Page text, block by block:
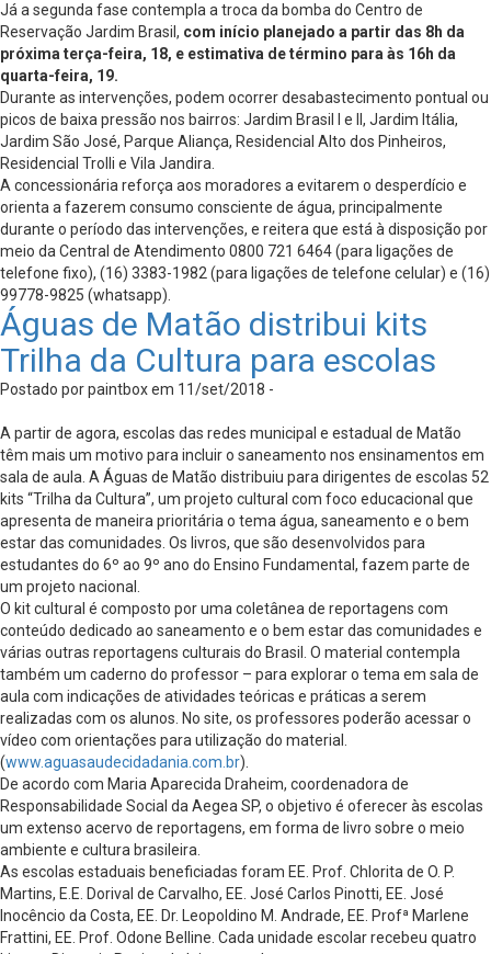
Já a segunda fase contempla a troca da bomba do Centro de
Reservação Jardim Brasil, com início planejado a partir das 8h da
próxima terça-feira, 18, e estimativa de término para às 16h da
quarta-feira, 19.
Durante as intervenções, podem ocorrer desabastecimento pontual ou
picos de baixa pressão nos bairros: Jardim Brasil I e II, Jardim Itália,
Jardim São José, Parque Aliança, Residencial Alto dos Pinheiros,
Residencial Trolli e Vila Jandira.
A concessionária reforça aos moradores a evitarem o desperdício e
orienta a fazerem consumo consciente de água, principalmente
durante o período das intervenções, e reitera que está à disposição por
meio da Central de Atendimento 0800 721 6464 (para ligações de
telefone fixo), (16) 3383-1982 (para ligações de telefone celular) e (16)
99778-9825 (whatsapp).
Águas de Matão distribui kits
Trilha da Cultura para escolas
Postado por paintbox em 11/set/2018 -
A partir de agora, escolas das redes municipal e estadual de Matão
têm mais um motivo para incluir o saneamento nos ensinamentos em
sala de aula. A Águas de Matão distribuiu para dirigentes de escolas 52
kits “Trilha da Cultura”, um projeto cultural com foco educacional que
apresenta de maneira prioritária o tema água, saneamento e o bem
estar das comunidades. Os livros, que são desenvolvidos para
estudantes do 6º ao 9º ano do Ensino Fundamental, fazem parte de
um projeto nacional.
O kit cultural é composto por uma coletânea de reportagens com
conteúdo dedicado ao saneamento e o bem estar das comunidades e
várias outras reportagens culturais do Brasil. O material contempla
também um caderno do professor – para explorar o tema em sala de
aula com indicações de atividades teóricas e práticas a serem
realizadas com os alunos. No site, os professores poderão acessar o
vídeo com orientações para utilização do material.
(www.aguasaudecidadania.com.br).
De acordo com Maria Aparecida Draheim, coordenadora de
Responsabilidade Social da Aegea SP, o objetivo é oferecer às escolas
um extenso acervo de reportagens, em forma de livro sobre o meio
ambiente e cultura brasileira.
As escolas estaduais beneficiadas foram EE. Prof. Chlorita de O. P.
Martins, E.E. Dorival de Carvalho, EE. José Carlos Pinotti, EE. José
Inocêncio da Costa, EE. Dr. Leopoldino M. Andrade, EE. Profª Marlene
Frattini, EE. Prof. Odone Belline. Cada unidade escolar recebeu quatro